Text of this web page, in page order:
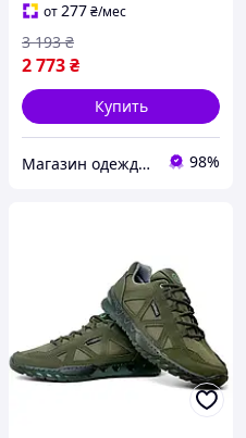
от277₴/мес
2 773₴
3 193 ₴
Купить
Магазин одежды обуви и топовых товаров 98%